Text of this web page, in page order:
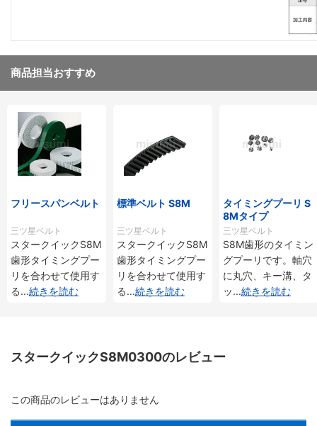
商品担当おすすめ
フリースパンベルト
三ツ星ベルト
スタークイックS8M
歯形タイミングプー
リを合わせて使用す
る...続きを読む
標準ベルト S8M
三ツ星ベルト
スタークイックS8M
歯形タイミングプー
リを合わせて使用す
る...続きを読む
タイミングプーリ S
8Mタイプ
三ツ星ベルト
S8M歯形のタイミン
グプーリです。軸穴
に丸穴、キー溝、タ
ッ...続きを読む
スタークイックS8M0300のレビュー
この商品のレビューはありません